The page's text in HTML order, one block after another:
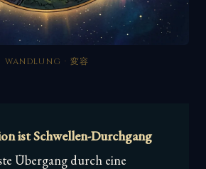
WANDLUNG · 変容
ist Schwellen-Durchgang
Übergang durch eine